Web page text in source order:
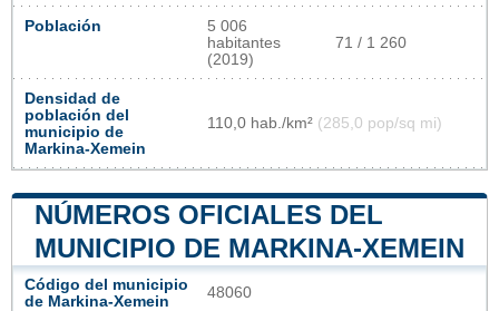
Población
5 006
habitantes
(2019)
71 / 1 260
Densidad de
población del
municipio de
Markina-Xemein
110,0 hab./km² (285,0 pop/sq mi)
NÚMEROS OFICIALES DEL
MUNICIPIO DE MARKINA-XEMEIN
Código del municipio
de Markina-Xemein
48060